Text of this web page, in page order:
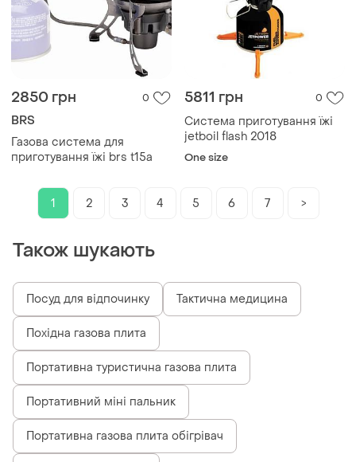
2850 грн 0
BRS
Газова система для
приготування їжі brs t15a
5811 грн 0
Система приготування їжі
jetboil flash 2018
One size
1 2 3 4 5 6 7 >
Також шукають
Посуд для відпочинку Тактична медицина
Похідна газова плита
Портативна туристична газова плита
Портативний міні пальник
Портативна газова плита обігрівач